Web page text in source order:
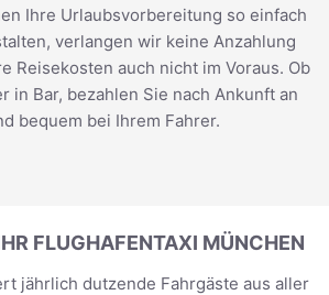
Ihre Urlaubsvorbereitung so einfach
verlangen wir keine Anzahlung
Reisekosten auch nicht im Voraus. Ob
in Bar, bezahlen Sie nach Ankunft an
bequem bei Ihrem Fahrer.
FLUGHAFENTAXI MÜNCHEN
jährlich dutzende Fahrgäste aus aller